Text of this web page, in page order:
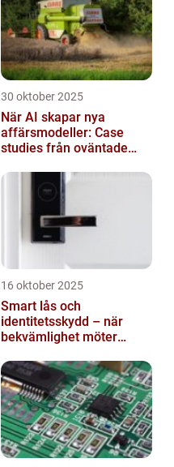
30 oktober 2025
När AI skapar nya
affärsmodeller: Case
studies från oväntade
16 oktober 2025
Smart lås och
identitetsskydd – när
bekvämlighet möter